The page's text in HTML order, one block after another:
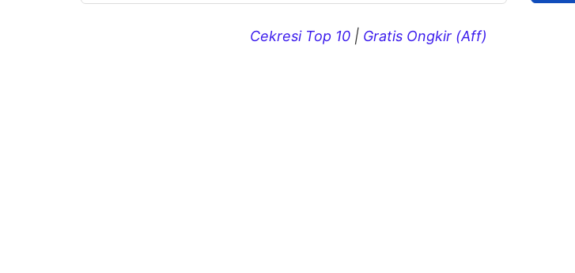
Cekresi Top 10 | Gratis Ongkir (Aff)